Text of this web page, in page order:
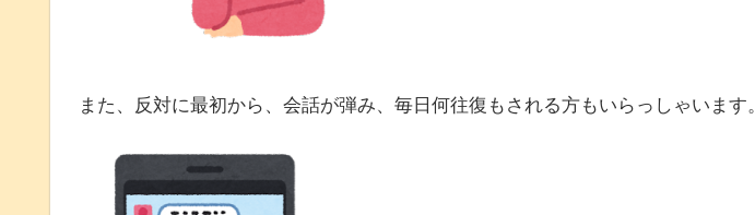
また、反対に最初から、会話が弾み、毎日何往復もされる方もいらっしゃいます。